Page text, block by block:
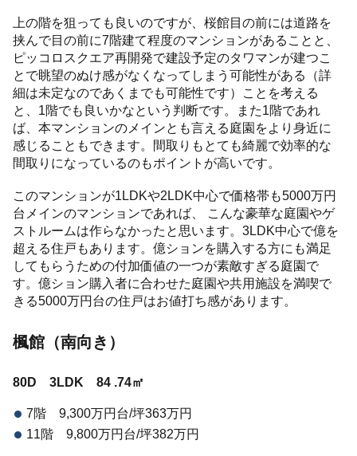
上の階を狙っても良いのですが、桜館目の前には道路を
挟んで目の前に7階建て程度のマンションがあることと、
ピッコロスクエア再開発で建設予定のタワマンが建つこ
とで眺望のぬけ感がなくなってしまう可能性がある（詳
細は未定なのであくまでも可能性です）ことを考える
と、1階でも良いかなという判断です。また1階であれ
ば、本マンションのメインとも言える庭園をより身近に
感じることもできます。間取りもとても綺麗で効率的な
間取りになっているのもポイントが高いです。
このマンションが1LDKや2LDK中心で価格帯も5000万円
台メインのマンションであれば、 こんな豪華な庭園やゲ
ストルームは作らなかったと思います。3LDK中心で億を
超える住戸もあります。億ションを購入する方にも満足
してもらうための付加価値の一つが素敵すぎる庭園で
す。億ション購入者に合わせた庭園や共用施設を満喫で
きる5000万円台の住戸はお値打ち感があります。
楓館（南向き）
80D 3LDK 84 .74㎡
7階 9,300万円台/坪363万円
11階 9,800万円台/坪382万円